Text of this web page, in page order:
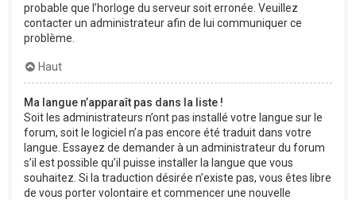
probable que l’horloge du serveur soit erronée. Veuillez
contacter un administrateur afin de lui communiquer ce
problème.
Haut
Ma langue n’apparaît pas dans la liste !
Soit les administrateurs n’ont pas installé votre langue sur le
forum, soit le logiciel n’a pas encore été traduit dans votre
langue. Essayez de demander à un administrateur du forum
s’il est possible qu’il puisse installer la langue que vous
souhaitez. Si la traduction désirée n’existe pas, vous êtes libre
de vous porter volontaire et commencer une nouvelle